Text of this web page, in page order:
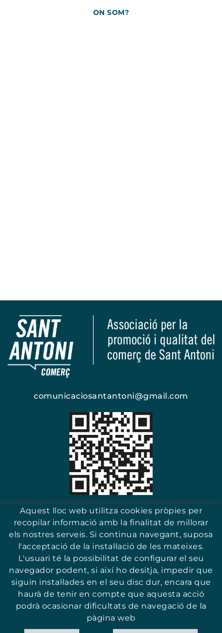
ON SOM?
comunicaciosantantoni@gmail.com
Escaneja i troba el teu comerç
17251 - Sant Antoni (Girona)
© ASSOCIACIÓ PER LA PROMOCIÓ I QUALITAT DEL COMERÇ DE SANT
ANTONI
POLÍTICA DE COOKIES AVÍS LEGAL CONDICIONS
Aquest lloc web utilitza cookies pròpies per
recopilar informació amb la finalitat de millorar
els nostres serveis. Si continua navegant, suposa
l'acceptació de la instal·lació de les mateixes.
L'usuari té la possibilitat de configurar el seu
navegador podent, si així ho desitja, impedir que
siguin instal·lades en el seu disc dur, encara que
haurà de tenir en compte que aquesta acció
podrà ocasionar dificultats de navegació de la
pàgina web